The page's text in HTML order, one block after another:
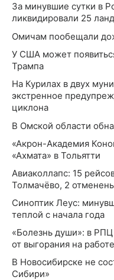
За минувшие сутки в
ликвидировали 25
Омичам пообещали
У США может
Трампа
На Курилах в двух
экстренное
циклона
В Омской области
«Акрон-Академия
«Ахмата» в Тольятти
Авиаколлапс: 15
Толмачёво, 2
Синоптик Леус:
теплой с начала года
«Болезнь души»: в РПЦ
от выгорания на работе
В Новосибирске не
Сибири»